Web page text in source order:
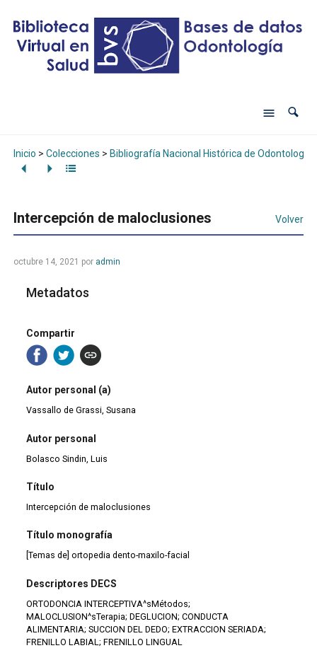
Inicio > Colecciones > Bibliografía Nacional Histórica de Odontología
Intercepción de maloclusiones Volver
octubre 14, 2021 por admin
Metadatos
Compartir
Autor personal (a)
Vassallo de Grassi, Susana
Autor personal
Bolasco Sindin, Luis
Título
Intercepción de maloclusiones
Título monografía
[Temas de] ortopedia dento-maxilo-facial
Descriptores DECS
ORTODONCIA INTERCEPTIVA^sMétodos;
MALOCLUSION^sTerapia; DEGLUCION; CONDUCTA
ALIMENTARIA; SUCCION DEL DEDO; EXTRACCION SERIADA;
FRENILLO LABIAL; FRENILLO LINGUAL